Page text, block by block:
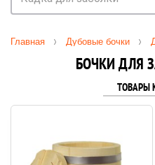
Главная Дубовые бочки
БОЧКИ ДЛЯ
ТОВАРЫ